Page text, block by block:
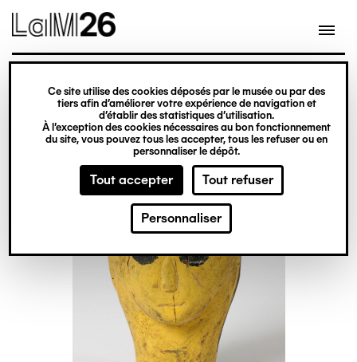
Gestion des cookies
Ce site utilise des cookies déposés par le musée ou par des
tiers afin d’améliorer votre expérience de navigation et
d’établir des statistiques d’utilisation.
À l’exception des cookies nécessaires au bon fonctionnement
du site, vous pouvez tous les accepter, tous les refuser ou en
personnaliser le dépôt.
Tout accepter Tout refuser
Personnaliser
contenu